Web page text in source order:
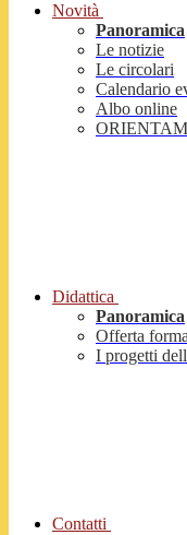
Novità
Panoramica
Le notizie
Le circolari
Calendario
Albo online
Didattica
Panoramica
Offerta
I progetti
Contatti